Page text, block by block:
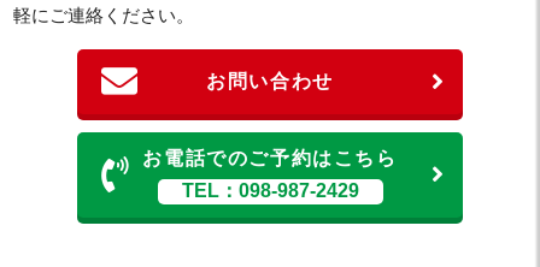
軽にご連絡ください。
お問い合わせ
お電話でのご予約はこちら
TEL：098-987-2429